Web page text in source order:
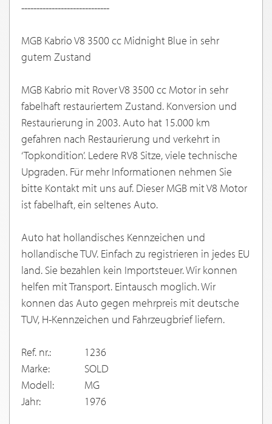
-----------------------------
MGB Kabrio V8 3500 cc Midnight Blue in sehr
gutem Zustand
MGB Kabrio mit Rover V8 3500 cc Motor in sehr
fabelhaft restauriertem Zustand. Konversion und
Restaurierung in 2003. Auto hat 15.000 km
gefahren nach Restaurierung und verkehrt in
‘Topkondition’. Ledere RV8 Sitze, viele technische
Upgraden. Für mehr Informationen nehmen Sie
bitte Kontakt mit uns auf. Dieser MGB mit V8 Motor
ist fabelhaft, ein seltenes Auto.
Auto hat hollandisches Kennzeichen und
hollandische TUV. Einfach zu registrieren in jedes EU
land. Sie bezahlen kein Importsteuer. Wir konnen
helfen mit Transport. Eintausch moglich. Wir
konnen das Auto gegen mehrpreis mit deutsche
TUV, H-Kennzeichen und Fahrzeugbrief liefern.
Ref. nr.:
1236
Marke:
SOLD
Modell:
MG
Jahr:
1976